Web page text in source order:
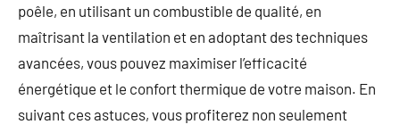
poêle, en utilisant un combustible de qualité, en
maîtrisant la ventilation et en adoptant des techniques
avancées, vous pouvez maximiser l’efficacité
énergétique et le confort thermique de votre maison. En
suivant ces astuces, vous profiterez non seulement